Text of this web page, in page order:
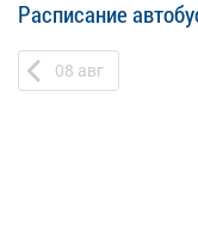
Расписание
08 авг